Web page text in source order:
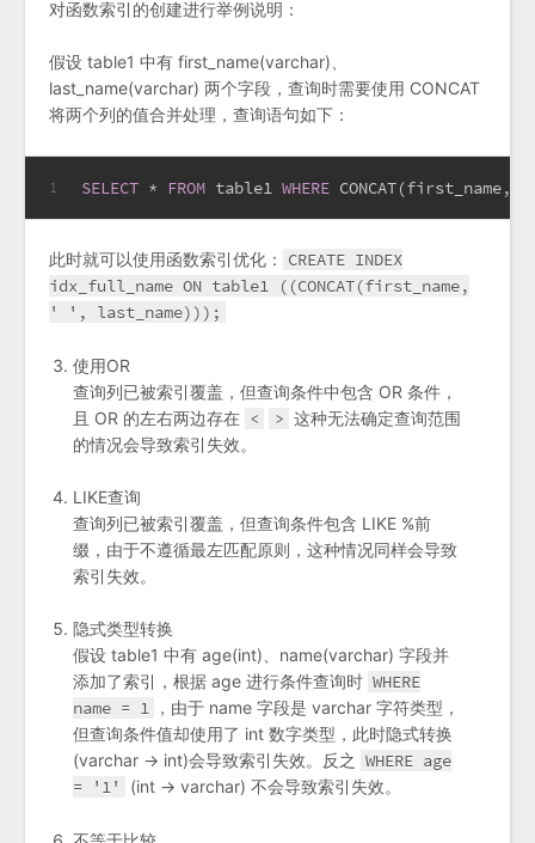
对函数索引的创建进行举例说明：
假设 table1 中有 first_name(varchar)、
last_name(varchar) 两个字段，查询时需要使用 CONCAT
将两个列的值合并处理，查询语句如下：
1 SELECT * FROM table1 WHERE CONCAT(first_name,
此时就可以使用函数索引优化：
CREATE INDEX
idx_full_name ON table1 ((CONCAT(first_name,
' ', last_name)));
使用OR
查询列已被索引覆盖，但查询条件中包含 OR 条件，
且 OR 的左右两边存在 < > 这种无法确定查询范围
的情况会导致索引失效。
LIKE查询
查询列已被索引覆盖，但查询条件包含 LIKE %前
缀，由于不遵循最左匹配原则，这种情况同样会导致
索引失效。
隐式类型转换
假设 table1 中有 age(int)、name(varchar) 字段并
添加了索引，根据 age 进行条件查询时 WHERE
name = 1 ，由于 name 字段是 varchar 字符类型，
但查询条件值却使用了 int 数字类型，此时隐式转换
(varchar -> int)会导致索引失效。反之 WHERE age
= '1'
(int -> varchar) 不会导致索引失效。